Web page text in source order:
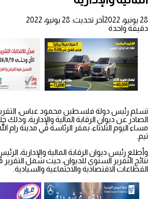
28 يونيو، 2022
آخر تحديث: 28 يونيو، 2022
دقيقة واحدة
الصادر عن ديوان الرقابة المالية والإدارية، وذلك
مساء اليوم الثلاثاء، بمقر الرئاسة في مدينة رام
تيم.
وأطلع رئيس ديوان الرقابة المالية والإدارية،
القطاعات الاقتصادية والاجتماعية والسيادية.